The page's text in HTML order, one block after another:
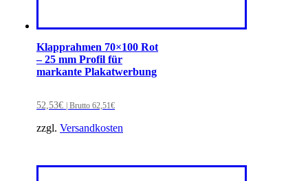
Klapprahmen 70×100 Rot
– 25 mm Profil für
markante Plakatwerbung
52,53€ | Brutto 62,51 €
zzgl. Versandkosten